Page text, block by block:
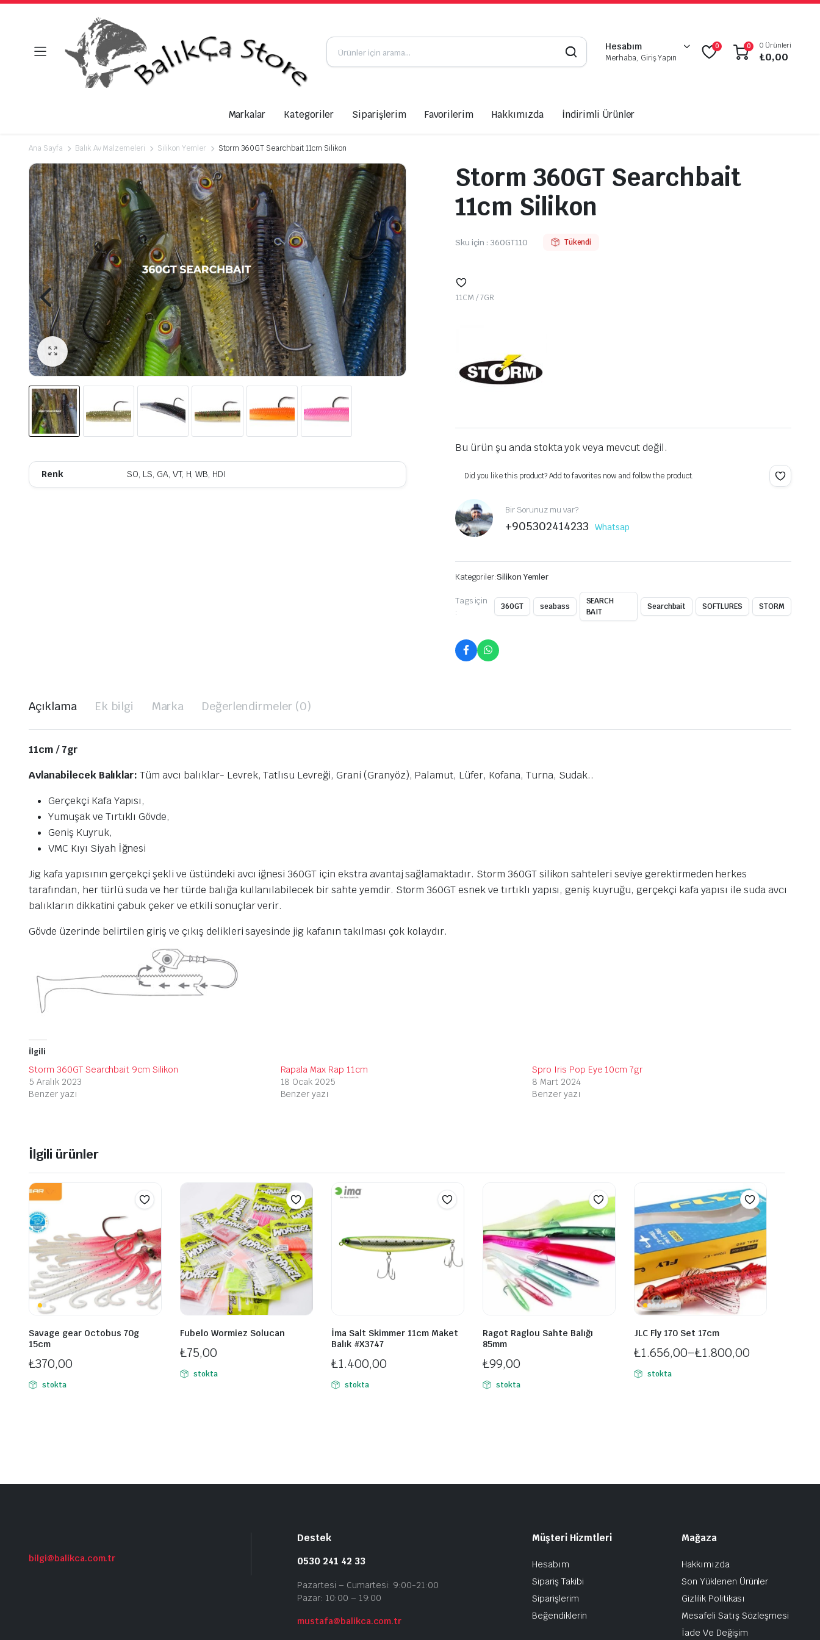
Hesabım
Merhaba, Giriş Yapın
0 0 0 Ürünleri
₺0,00
Markalar Kategoriler Siparişlerim Favorilerim Hakkımızda İndirimli Ürünler
Ana Sayfa Balık Av Malzemeleri Silikon Yemler Storm 360GT Searchbait 11cm Silikon
Renk SO, LS, GA, VT, H, WB, HDI
Storm 360GT Searchbait
11cm Silikon
Sku için : 360GT110 Tükendi
11CM / 7GR
Bu ürün şu anda stokta yok veya mevcut değil.
Did you like this product? Add to favorites now and follow the product.
Bir Sorunuz mu var?
+905302414233 Whatsap
Kategoriler:Silikon Yemler
Tags için
:
360GT seabass
SEARCH
BAIT
Searchbait SOFTLURES STORM
Açıklama Ek bilgi Marka Değerlendirmeler (0)
11cm / 7gr
Avlanabilecek Balıklar: Tüm avcı balıklar- Levrek, Tatlısu Levreği, Grani (Granyöz), Palamut, Lüfer, Kofana, Turna, Sudak..
Gerçekçi Kafa Yapısı,
Yumuşak ve Tırtıklı Gövde,
Geniş Kuyruk,
VMC Kıyı Siyah İğnesi
Jig kafa yapısının gerçekçi şekli ve üstündeki avcı iğnesi 360GT için ekstra avantaj sağlamaktadır. Storm 360GT silikon sahteleri seviye gerektirmeden herkes
tarafından, her türlü suda ve her türde balığa kullanılabilecek bir sahte yemdir. Storm 360GT esnek ve tırtıklı yapısı, geniş kuyruğu, gerçekçi kafa yapısı ile suda avcı
balıkların dikkatini çabuk çeker ve etkili sonuçlar verir.
Gövde üzerinde belirtilen giriş ve çıkış delikleri sayesinde jig kafanın takılması çok kolaydır.
İlgili
Storm 360GT Searchbait 9cm Silikon
5 Aralık 2023
Benzer yazı
Rapala Max Rap 11cm
18 Ocak 2025
Benzer yazı
Spro Iris Pop Eye 10cm 7gr
8 Mart 2024
Benzer yazı
İlgili ürünler
Savage gear Octobus 70g
15cm
₺370,00
stokta
Fubelo Wormiez Solucan
₺75,00
stokta
İma Salt Skimmer 11cm Maket
Balık #X3747
₺1.400,00
stokta
Ragot Raglou Sahte Balığı
85mm
₺99,00
stokta
JLC Fly 170 Set 17cm
₺1.656,00–₺1.800,00
Fiyat
aralığı:
stokta
bilgi@balikca.com.tr
Destek
0530 241 42 33
Pazartesi – Cumartesi: 9:00-21:00
Pazar: 10:00 – 19:00
mustafa@balikca.com.tr
Müşteri Hizmtleri
Hesabım
Sipariş Takibi
Siparişlerim
Beğendiklerin
Mağaza
Hakkımızda
Son Yüklenen Ürünler
Gizlilik Politikası
Mesafeli Satış Sözleşmesi
İade Ve Değişim